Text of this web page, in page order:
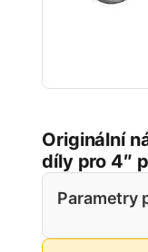
Originální
díly pro 4″
Parametry